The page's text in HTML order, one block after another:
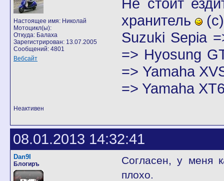
Настоящее имя: Николай
Мотоцикл(ы):
Откуда: Балаха
Зарегистрирован: 13.07.2005
Сообщений: 4801
Вебсайт
хранитель
(с)
Suzuki Sepia
=> Hyosung
=> Yamaha
=> Yamaha
Неактивен
08.01.2013 14:32:41
Dan9I
Блогиръ
Согласен, у меня
плохо.